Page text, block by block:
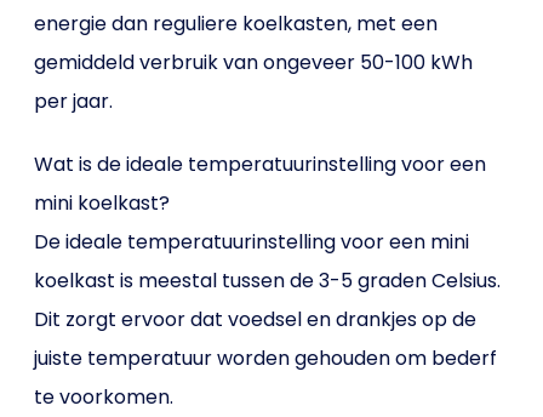
energie dan reguliere koelkasten, met een
gemiddeld verbruik van ongeveer 50-100 kWh
per jaar.
Wat is de ideale temperatuurinstelling voor een
mini koelkast?
De ideale temperatuurinstelling voor een mini
koelkast is meestal tussen de 3-5 graden Celsius.
Dit zorgt ervoor dat voedsel en drankjes op de
juiste temperatuur worden gehouden om bederf
te voorkomen.